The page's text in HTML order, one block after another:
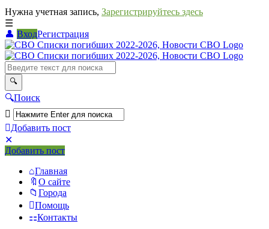
Нужна учетная запись, Зарегистрируйтесь здесь
ВходРегистрация
СВО
Списки
погибших
2022-
2026,
Новости
СВО
Поиск
Добавить пост
Мобильное
меню
Добавить пост
Главная
О сайте
Города
Помощь
Контакты